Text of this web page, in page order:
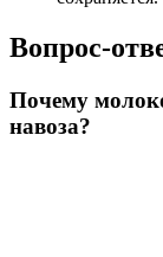
Вопрос-
Почему
навоза?